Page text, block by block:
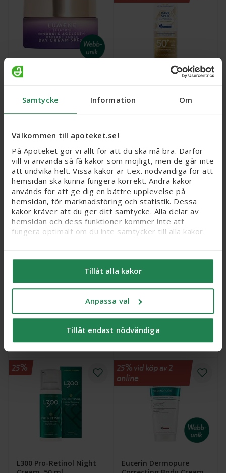
Samtycke Information Om
Välkommen till apoteket.se!
På Apoteket gör vi allt för att du ska må bra. Därför
vill vi använda så få kakor som möjligt, men de går inte
att undvika helt. Vissa kakor är t.ex. nödvändiga för att
hemsidan ska kunna fungera korrekt. Andra kakor
används för att ge dig en bättre upplevelse på
hemsidan, för marknadsföring och statistik. Dessa
kakor kräver att du ger ditt samtycke. Alla delar av
hemsidan och dess funktioner kommer inte att
fungera optimalt om du inte samtycker till alla kakor.
komma att behandlas genom kakor, eftersom vi bl. a.
säljer integritetskänsliga produkter som receptfria
läkemedel och produkter relaterade till hälsostatus
och sex. När du samtycker till kakor samtycker du
också till att känsliga personuppgifter kan behandlas
för samma ändamål.
Du kan ändra/dra tillbaka ditt samtycke och läsa mer
om vilka kakor vi använder under ’Anpassa val’. Läs
mer om kakorhär.
Tillåt alla kakor
Anpassa val
Tillåt endast nödvändiga
Lumene Nordic Ageless
Webbpris
NIVEA Sun Luminous630
Eucerin Hy-Fi Moisture
269 kr
Eucerin Elasticity Filler
Day, 50 ml
329 kr
L300 Pro-Retinol Night
25%
Eucerin Dermopure
25% vid köp av 2
online